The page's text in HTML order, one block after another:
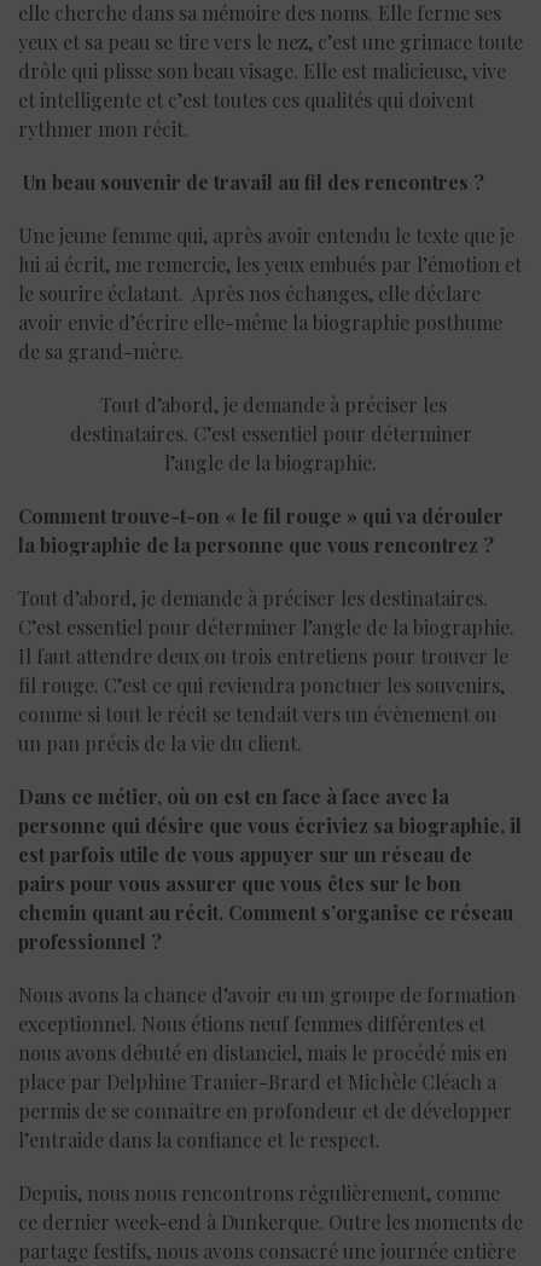
elle cherche dans sa mémoire des noms. Elle ferme ses
yeux et sa peau se tire vers le nez, c’est une grimace toute
drôle qui plisse son beau visage. Elle est malicieuse, vive
et intelligente et c’est toutes ces qualités qui doivent
rythmer mon récit.
Un beau souvenir de travail au fil des rencontres ?
Une jeune femme qui, après avoir entendu le texte que je
lui ai écrit, me remercie, les yeux embués par l’émotion et
le sourire éclatant. Après nos échanges, elle déclare
avoir envie d’écrire elle-même la biographie posthume
de sa grand-mère.
Tout d’abord, je demande à préciser les
destinataires. C’est essentiel pour déterminer
l’angle de la biographie.
Comment trouve-t-on « le fil rouge » qui va dérouler
la biographie de la personne que vous rencontrez ?
Tout d’abord, je demande à préciser les destinataires.
C’est essentiel pour déterminer l’angle de la biographie.
Il faut attendre deux ou trois entretiens pour trouver le
fil rouge. C’est ce qui reviendra ponctuer les souvenirs,
comme si tout le récit se tendait vers un évènement ou
un pan précis de la vie du client.
Dans ce métier, où on est en face à face avec la
personne qui désire que vous écriviez sa biographie, il
est parfois utile de vous appuyer sur un réseau de
pairs pour vous assurer que vous êtes sur le bon
chemin quant au récit. Comment s’organise ce réseau
professionnel ?
Nous avons la chance d’avoir eu un groupe de formation
exceptionnel. Nous étions neuf femmes différentes et
nous avons débuté en distanciel, mais le procédé mis en
place par Delphine Tranier-Brard et Michèle Cléach a
permis de se connaître en profondeur et de développer
l’entraide dans la confiance et le respect.
Depuis, nous nous rencontrons régulièrement, comme
ce dernier week-end à Dunkerque. Outre les moments de
partage festifs, nous avons consacré une journée entière